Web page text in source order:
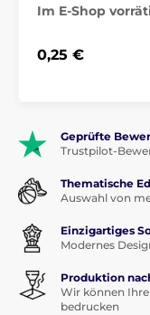
Im E-Shop
0,25 €
Geprüfte
Trustpilot-
Thematische
Auswahl von
Einzigartiges
Modernes
Produktion
Wir können Ihre
bedrucken